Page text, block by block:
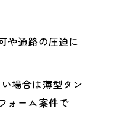
や通路の圧迫に
場合は薄型タン
ォーム案件で